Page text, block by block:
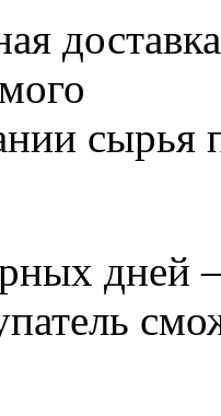
доставка
сырья
дней